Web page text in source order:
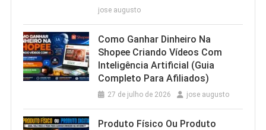
jose augusto
Como Ganhar Dinheiro Na
Shopee Criando Vídeos Com
Inteligência Artificial (Guia
Completo Para Afiliados)
27 de julho de 2026 jose augusto
Produto Físico Ou Produto